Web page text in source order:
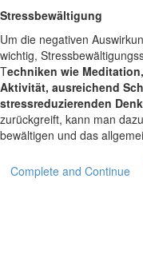
Stressbewältigung
Um die negativen
wichtig,
Techniken wie
Aktivität, ausreichend
stressreduzierenden
zurückgreift, kann man
bewältigen und das
Complete and Continue